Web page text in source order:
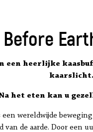
Before
een heerlijke
kaarslicht.
het eten kan u
wereldwijde
van de aarde. Door een